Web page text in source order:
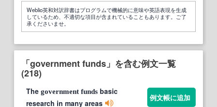
Weblio英和対訳辞書はプログラムで機械的に意味や英語表現を生成
しているため、不適切な項目が含まれていることもあります。ご了
承くださいませ。
「government funds」を含む例文一覧
(218)
The government funds basic
research in many areas
例文帳に追加